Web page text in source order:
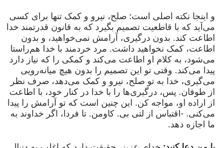
و اینجا نکته اصلی است: صلح، نیرو و کمک تنها برای کسی
می‌آید که با قاطعیت تصمیم بگیرد که به قانون قدرتمند خدا
اطاعت کند. بدون درگیری، آرامش نمی‌خواهید، و بدون
اطاعت، کمک نخواهید داشت. مرد خردمند با خدا هم‌راستا
می‌شود، به کلام او اطاعت می‌کند و کمکی را که نیاز دارد
پیدا می‌کند. وقتی تو این تصمیم را بدون هیچ میانه‌رویی
می‌گیری، خدا به تو صلح، نیرو و کمک می‌دهد، صرف نظر
از طوفان. پس، درگیری‌ها را با خدا در کنار خود، با اطاعت
از اراده او، مواجه کن. این چنین است که تو آرامش را پیدا
می‌کنی. -اقتباس از لتی بی. کاومن. تا فردا، اگر خداوند به
ما اجازه دهد.